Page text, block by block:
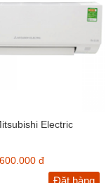
Electric
đ
Đặt hàng